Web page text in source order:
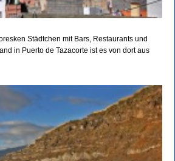
Städtchen mit Bars, Restaurants und
in Puerto de Tazacorte ist es von dort aus